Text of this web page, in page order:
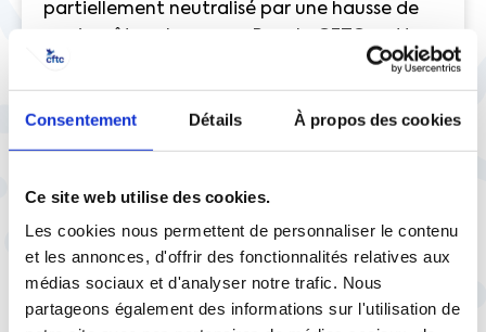
Consentement Détails À propos des cookies
Ce site web utilise des cookies.
Les cookies nous permettent de personnaliser le contenu
et les annonces, d'offrir des fonctionnalités relatives aux
médias sociaux et d'analyser notre trafic. Nous
partageons également des informations sur l'utilisation de
partiellement neutralisé par une hausse de
participation de l’employeur est injustement
considérée comme du salaire, la somme
qu’elle représente ne pouvant en effet être
utilisée à leur guise par les travailleurs. Notre
obligatoire de 50%soit exclue du revenu
fiscal de référence du bénéficiaire. Ce n’est
que si l’employeur décide de prendre à sa
charge un taux supérieur – donc
facultativement – que la part excédant le